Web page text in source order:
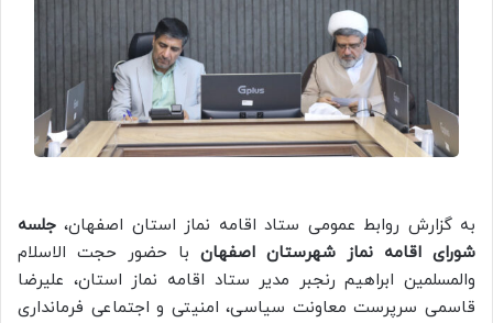
به گزارش روابط عمومی ستاد اقامه نماز استان اصفهان، جلسه
شورای اقامه نماز شهرستان اصفهان با حضور حجت الاسلام
والمسلمین ابراهیم رنجبر مدیر ستاد اقامه نماز استان، علیرضا
قاسمی سرپرست معاونت سیاسی، امنیتی و اجتماعی فرمانداری